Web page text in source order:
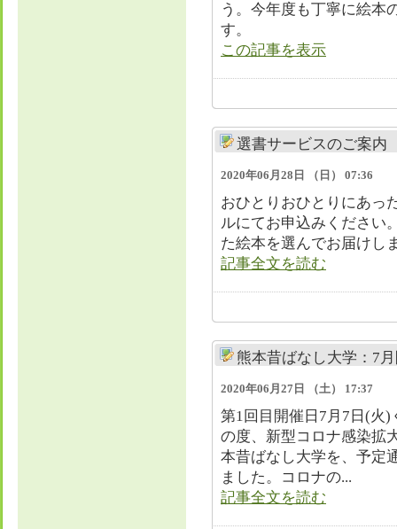
う。今年度も丁寧に絵本
す。
この記事を表示
選書サービスのご案内
2020年06月28日 （日） 07:36
おひとりおひとりにあっ
ルにてお申込みください
た絵本を選んでお届けし
記事全文を読む
熊本昔ばなし大学：7
2020年06月27日 （土） 17:37
第1回目開催日7月7日(火
の度、新型コロナ感染拡
本昔ばなし大学を、予定
ました。コロナの...
記事全文を読む